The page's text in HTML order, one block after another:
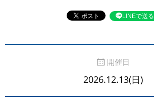
LINEで送る
開催日
2026.12.13(日)